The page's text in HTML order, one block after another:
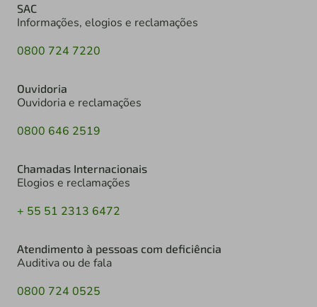
SAC
Informações, elogios e reclamações
0800 724 7220
Ouvidoria
Ouvidoria e reclamações
0800 646 2519
Chamadas Internacionais
Elogios e reclamações
+ 55 51 2313 6472
Atendimento à pessoas com deficiência
Auditiva ou de fala
0800 724 0525